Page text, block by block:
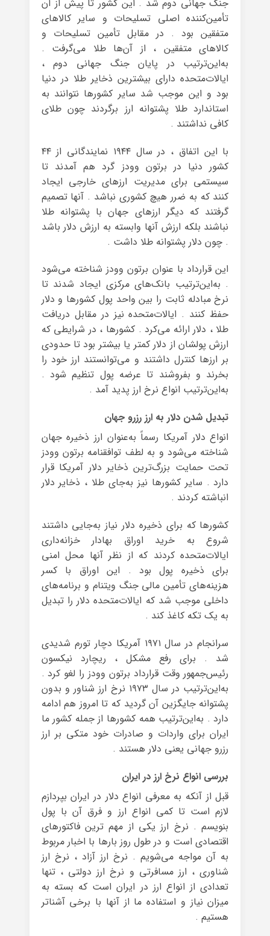
جنگ جهانی دوم شد . این کشور تا پیش از آن
تأمین‌کننده اصلی تسلیحات و سایر کالاهای
متفقین بود . در مقابل تأمین تسلیحات و
کالاهای متفقین ، از آن‌ها طلا می‌گرفت .
به‌این‌ترتیب در پایان جنگ جهانی دوم ،
ایالات‌متحده دارای بیشترین ذخایر طلا در دنیا
بود و این موجب شد سایر کشورها نتوانند به
استاندارد طلا پشتوانه ارز برگردند چون طلای
کافی نداشتند .
با این اتفاق ، در سال ۱۹۴۴ نمایندگانی از ۴۴
کشور دنیا در برتون وودز گرد هم آمدند تا
سیستمی برای مدیریت ارزهای خارجی ایجاد
کنند که به ضرر هیچ کشوری نباشد . آنها تصمیم
گرفتند که دیگر ارزهای جهان با پشتوانه طلا
نباشند بلکه ارزش آنها وابسته به ارزش دلار باشد
. چون دلار پشتوانه طلا داشت .
این قرارداد با عنوان برتون وودز شناخته می‌شود
. به‌این‌ترتیب بانک‌های مرکزی ایجاد شدند تا
نرخ مبادله ثابت را بین واحد پول کشورها و دلار
حفظ کنند . ایالات‌متحده نیز در مقابل دریافت
طلا ، دلار ارائه می‌کرد . کشورها ، در شرایطی که
ارزش پولشان از دلار کمتر یا بیشتر بود تا حدودی
بر ارزها کنترل داشتند و می‌توانستند ارز خود را
بخرند و بفروشند تا عرضه پول تنظیم شود .
به‌این‌ترتیب انواع نرخ ارز پدید آمد .
تبدیل شدن دلار به ارز رزرو جهان
انواع دلار آمریکا رسماً به‌عنوان ارز ذخیره جهان
شناخته می‌شود و به لطف توافقنامه برتون وودز
تحت حمایت بزرگ‌ترین ذخایر دلار آمریکا قرار
دارد . سایر کشورها نیز به‌جای طلا ، ذخایر دلار
انباشته کردند .
کشورها که برای ذخیره دلار نیاز به‌جایی داشتند
شروع به خرید اوراق بهادار خزانه‌داری
ایالات‌متحده کردند که از نظر آنها محل امنی
برای ذخیره پول بود . این اوراق با کسر
هزینه‌های تأمین مالی جنگ ویتنام و برنامه‌های
داخلی موجب شد که ایالات‌متحده دلار را تبدیل
به یک تکه کاغذ کند .
سرانجام در سال ۱۹۷۱ آمریکا دچار تورم شدیدی
شد . برای رفع مشکل ، ریچارد نیکسون
رئیس‌جمهور وقت قرارداد برتون وودز را لغو کرد .
به‌این‌ترتیب در سال ۱۹۷۳ نرخ ارز شناور و بدون
پشتوانه جایگزین آن گردید که تا امروز هم ادامه
دارد . به‌این‌ترتیب همه کشورها از جمله کشور ما
ایران برای واردات و صادرات خود متکی بر ارز
رزرو جهانی یعنی دلار هستند .
بررسی انواع نرخ ارز در ایران
قبل از آنکه به معرفی انواع دلار در ایران بپردازم
لازم است تا کمی انواع ارز و فرق آن با پول
بنویسم . نرخ ارز یکی از مهم ترین فاکتورهای
اقتصادی است و در طول روز بارها با اخبار مربوط
به آن مواجه می‌شویم . نرخ ارز آزاد ، نرخ ارز
شناوری ، ارز مسافرتی و نرخ ارز دولتی ، تنها
تعدادی از انواع ارز در ایران است که بسته به
میزان نیاز و استفاده ما از آنها با برخی آشناتر
هستیم .